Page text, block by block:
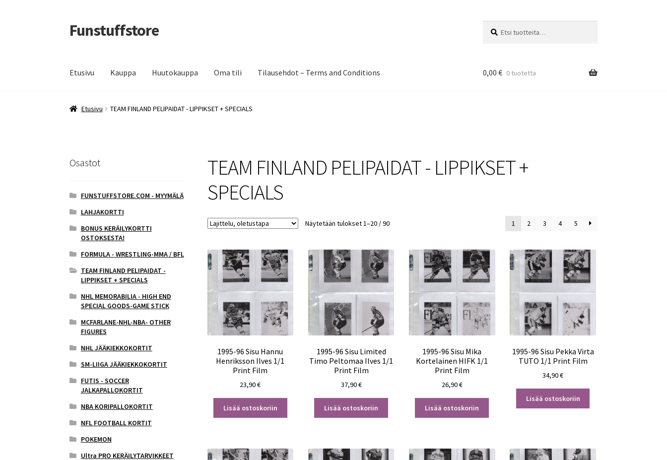
Siirry
navigointiin
Siirry
sisältöön
Funstuffstore
Etusivu Kauppa Huutokauppa Oma tili Tilausehdot – Terms and Conditions 0,00 € 0 tuotetta
Etusivu TEAM FINLAND PELIPAIDAT - LIPPIKSET + SPECIALS
TEAM FINLAND PELIPAIDAT - LIPPIKSET +
SPECIALS
Näytetään tulokset 1–20 / 90 1 2 3 4 5
1995-96 Sisu Hannu
Henriksson Ilves 1/1
Print Film
23,90€
Lisää ostoskoriin
1995-96 Sisu Limited
Timo Peltomaa Ilves 1/1
Print Film
37,90€
Lisää ostoskoriin
1995-96 Sisu Mika
Kortelainen HIFK 1/1
Print Film
26,90€
Lisää ostoskoriin
1995-96 Sisu Pekka Virta
TUTO 1/1 Print Film
34,90€
Lisää ostoskoriin
Osastot
FUNSTUFFSTORE.COM - MYYMÄLÄ
LAHJAKORTTI
BONUS KERÄILYKORTTI
OSTOKSESTA!
FORMULA - WRESTLING-MMA / BFL
TEAM FINLAND PELIPAIDAT -
LIPPIKSET + SPECIALS
NHL MEMORABILIA - HIGH END
SPECIAL GOODS-GAME STICK
MCFARLANE-NHL-NBA- OTHER
FIGURES
NHL JÄÄKIEKKOKORTIT
SM-LIIGA JÄÄKIEKKOKORTIT
FUTIS - SOCCER
JALKAPALLOKORTIT
NBA KORIPALLOKORTIT
NFL FOOTBALL KORTIT
POKEMON
Ultra PRO KERÄILYTARVIKKEET